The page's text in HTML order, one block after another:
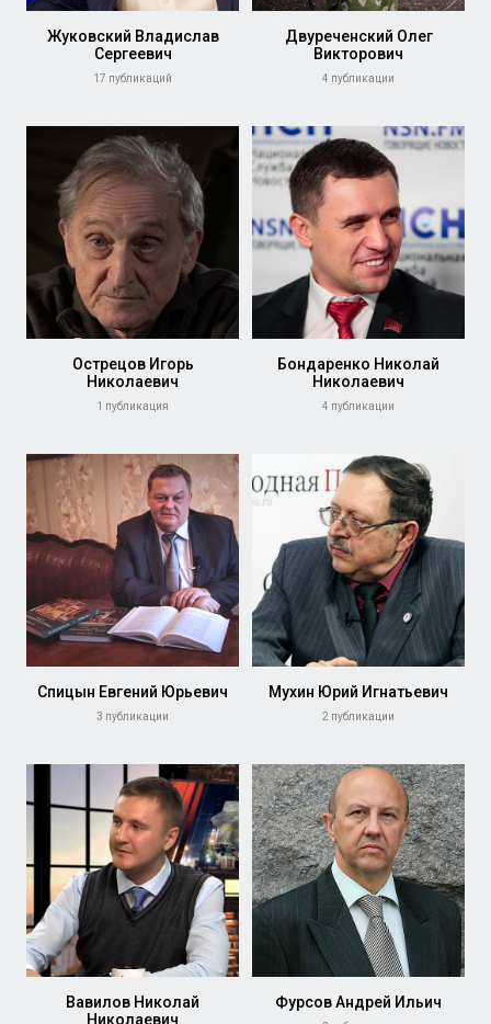
Жуковский Владислав
Сергеевич
17 публикаций
Двуреченский Олег
Викторович
4 публикации
Острецов Игорь
Николаевич
1 публикация
Бондаренко Николай
Николаевич
4 публикации
Спицын Евгений Юрьевич
3 публикации
Мухин Юрий Игнатьевич
2 публикации
Вавилов Николай
Николаевич
Фурсов Андрей Ильич